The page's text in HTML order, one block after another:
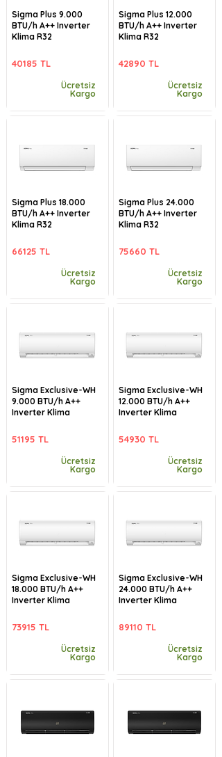
Sigma Plus 9.000
BTU/h A++ Inverter
Klima R32
40185 TL
Ücretsiz
Kargo
Sigma Plus 18.000
BTU/h A++ Inverter
Klima R32
66125 TL
Ücretsiz
Kargo
Sigma Exclusive-WH
9.000 BTU/h A++
Inverter Klima
51195 TL
Ücretsiz
Kargo
Sigma Exclusive-WH
18.000 BTU/h A++
Inverter Klima
73915 TL
Ücretsiz
Kargo
Sigma Plus 12.000
BTU/h A++ Inverter
Klima R32
42890 TL
Ücretsiz
Kargo
Sigma Plus 24.000
BTU/h A++ Inverter
Klima R32
75660 TL
Ücretsiz
Kargo
Sigma Exclusive-WH
12.000 BTU/h A++
Inverter Klima
54930 TL
Ücretsiz
Kargo
Sigma Exclusive-WH
24.000 BTU/h A++
Inverter Klima
89110 TL
Ücretsiz
Kargo